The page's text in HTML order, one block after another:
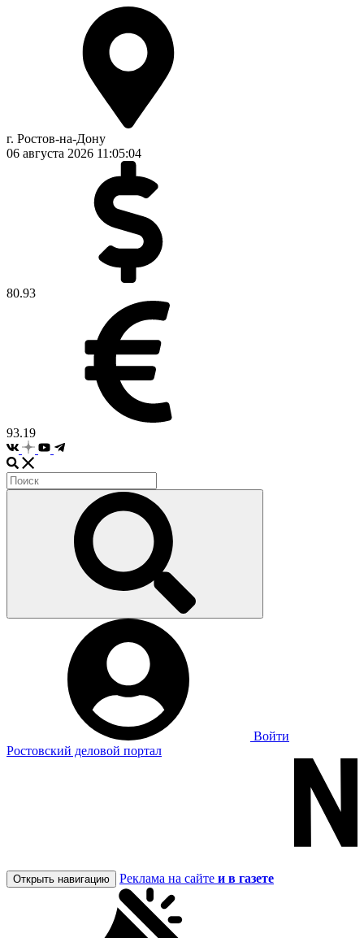
г. Ростов-на-Дону
06 августа 2026 11:05:04
80.93
93.19
Войти
Ростовский деловой портал
Открыть навигацию Реклама на сайте и в газете